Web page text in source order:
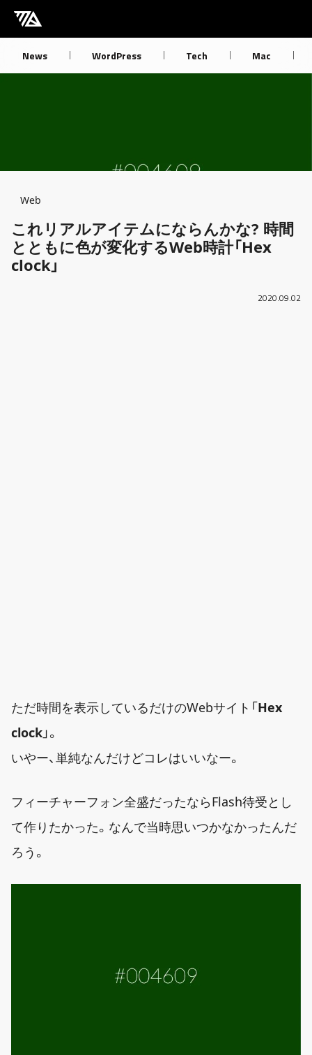
[M] mbdb [モバデビ]
News WordPress Tech Mac
Breadcrumb
Web
これリアルアイテムにならんかな? 時間
とともに色が変化するWeb時計「Hex
clock」
2020.09.02
ただ時間を表示しているだけのWebサイト「Hex
clock」。
いやー、単純なんだけどコレはいいなー。
フィーチャーフォン全盛だったならFlash待受とし
て作りたかった。なんで当時思いつかなかったんだ
ろう。